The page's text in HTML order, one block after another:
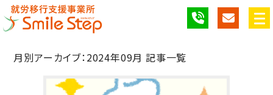
月別アーカイブ：2024年09月 記事一覧